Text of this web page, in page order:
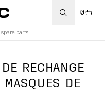
0
parts
RECHANGE
DE